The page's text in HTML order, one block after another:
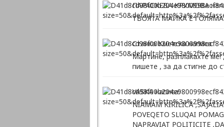
ПАРАСКЕВА КРУМОВА
ТВОЯТА МАИКА Е
Станка Кметска написа:
Мартине, разплакахте
пишете , за да стигне до
VASKA написа:
NIAMAM KIRILICA
POVEQETO SLUQAI
NAPRAVIAT POLITICITE